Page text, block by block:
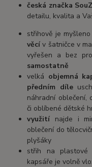
česká značka
detailu, kvalita a
střihově je
věcív šatničce v
vyřešen a bez
samostatně
velká objemná
předním díle
náhradní oblečení,
či oblíbené dětské
využití najde i
oblečení do
plyšáky
střih na plastové
kapsáře je volně